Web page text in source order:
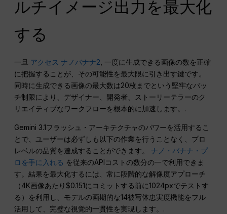
ルチイメージ出力を最大化
する
一旦 アクセス ナノバナナ2 , 一度に生成できる画像の数を正確
に把握することが、その可能性を最大限に引き出す鍵です。
同時に生成できる画像の最大数は20枚までという堅牢なバッ
チ制限により、デザイナー、開発者、ストーリーテラーのク
リエイティブなワークフローを根本的に加速します。.
Gemini 3.1フラッシュ・アーキテクチャのパワーを活用するこ
とで、ユーザーは必ずしも以下の作業を行うことなく、プロ
レベルの品質を達成することができます。ナノ・バナナ・プ
ロを手に入れる を従来のAPIコストの数分の一で利用できま
す。結果を最大化するには、常に段階的な解像度アプローチ
（4K画像あたり$0.151にコミットする前に1024pxでテストす
る）を利用し、モデルの画期的な14被写体忠実度機能をフル
活用して、完璧な視覚的一貫性を実現します。.